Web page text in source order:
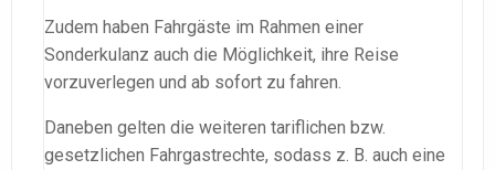
Zudem haben Fahrgäste im Rahmen einer
Sonderkulanz auch die Möglichkeit, ihre Reise
vorzuverlegen und ab sofort zu fahren.
Daneben gelten die weiteren tariflichen bzw.
gesetzlichen Fahrgastrechte, sodass z. B. auch eine